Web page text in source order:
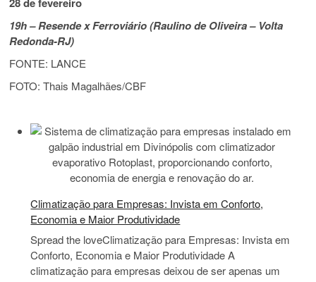
19h – Resende x Ferroviário (Raulino de Oliveira – Volta
Redonda-RJ)
FONTE: LANCE
FOTO: Thais Magalhães/CBF
Climatização para Empresas: Invista em Conforto,
Economia e Maior Produtividade
Spread the loveClimatização para Empresas: Invista em
Conforto, Economia e Maior Produtividade A
climatização para empresas deixou de ser apenas um